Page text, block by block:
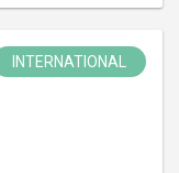
INTERNATIONAL